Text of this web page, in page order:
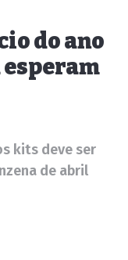
do ano
kits deve ser
de abril